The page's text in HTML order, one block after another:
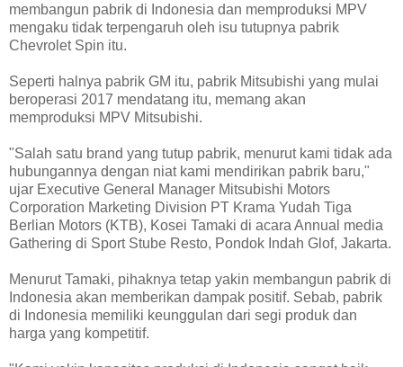
membangun pabrik di Indonesia dan memproduksi MPV
mengaku tidak terpengaruh oleh isu tutupnya pabrik
Chevrolet Spin itu.
Seperti halnya pabrik GM itu, pabrik Mitsubishi yang mulai
beroperasi 2017 mendatang itu, memang akan
memproduksi MPV Mitsubishi.
"Salah satu brand yang tutup pabrik, menurut kami tidak ada
hubungannya dengan niat kami mendirikan pabrik baru,"
ujar Executive General Manager Mitsubishi Motors
Corporation Marketing Division PT Krama Yudah Tiga
Berlian Motors (KTB), Kosei Tamaki di acara Annual media
Gathering di Sport Stube Resto, Pondok Indah Glof, Jakarta.
Menurut Tamaki, pihaknya tetap yakin membangun pabrik di
Indonesia akan memberikan dampak positif. Sebab, pabrik
di Indonesia memiliki keunggulan dari segi produk dan
harga yang kompetitif.